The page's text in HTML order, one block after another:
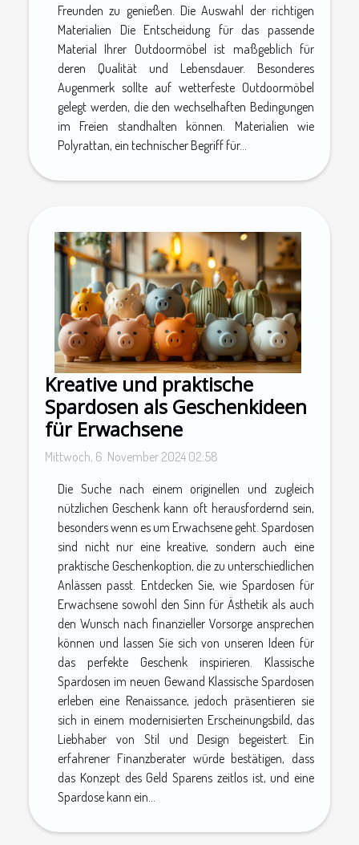
Freunden zu genießen. Die Auswahl der richtigen
Materialien Die Entscheidung für das passende
Material Ihrer Outdoormöbel ist maßgeblich für
deren Qualität und Lebensdauer. Besonderes
Augenmerk sollte auf wetterfeste Outdoormöbel
gelegt werden, die den wechselhaften Bedingungen
im Freien standhalten können. Materialien wie
Polyrattan, ein technischer Begriff für...
Kreative und praktische
Spardosen als Geschenkideen
für Erwachsene
Mittwoch, 6. November 2024 02:58
Die Suche nach einem originellen und zugleich
nützlichen Geschenk kann oft herausfordernd sein,
besonders wenn es um Erwachsene geht. Spardosen
sind nicht nur eine kreative, sondern auch eine
praktische Geschenkoption, die zu unterschiedlichen
Anlässen passt. Entdecken Sie, wie Spardosen für
Erwachsene sowohl den Sinn für Ästhetik als auch
den Wunsch nach finanzieller Vorsorge ansprechen
können und lassen Sie sich von unseren Ideen für
das perfekte Geschenk inspirieren. Klassische
Spardosen im neuen Gewand Klassische Spardosen
erleben eine Renaissance, jedoch präsentieren sie
sich in einem modernisierten Erscheinungsbild, das
Liebhaber von Stil und Design begeistert. Ein
erfahrener Finanzberater würde bestätigen, dass
das Konzept des Geld Sparens zeitlos ist, und eine
Spardose kann ein...